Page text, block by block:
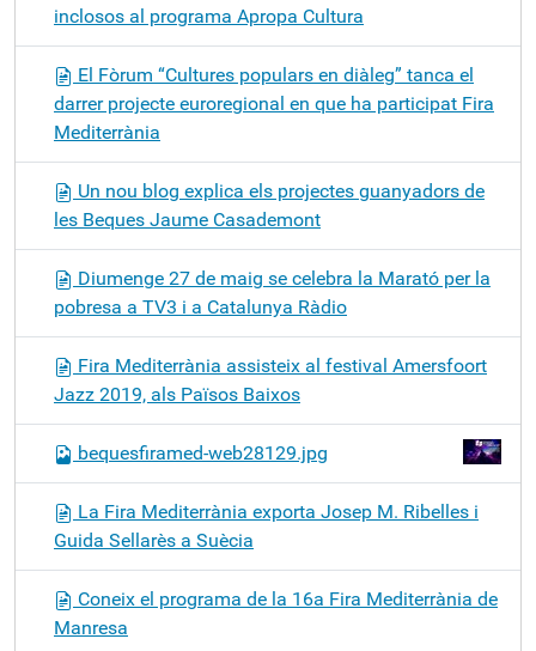
inclosos al programa Apropa Cultura
El Fòrum “Cultures populars en diàleg” tanca el
darrer projecte euroregional en que ha participat Fira
Mediterrània
Un nou blog explica els projectes guanyadors de
les Beques Jaume Casademont
Diumenge 27 de maig se celebra la Marató per la
pobresa a TV3 i a Catalunya Ràdio
Fira Mediterrània assisteix al festival Amersfoort
Jazz 2019, als Països Baixos
bequesfiramed-web28129.jpg
La Fira Mediterrània exporta Josep M. Ribelles i
Guida Sellarès a Suècia
Coneix el programa de la 16a Fira Mediterrània de
Manresa